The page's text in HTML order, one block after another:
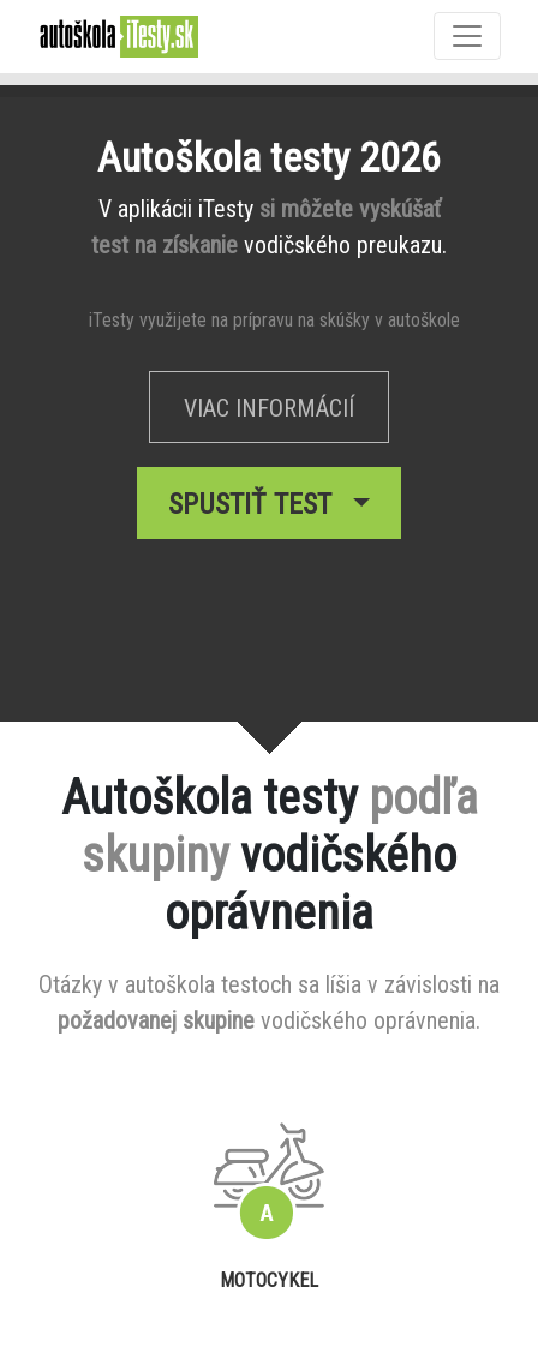
Autoškola testy 2026
V aplikácii iTesty si môžete vyskúšať
test na získanie vodičského preukazu.
iTesty využijete na prípravu na skúšky v autoškole
VIAC INFORMÁCIÍ
SPUSTIŤ TEST
Autoškola testy podľa
skupinyvodičského
oprávnenia
Otázky v autoškola testoch sa líšia v závislosti na
požadovanej skupine vodičského oprávnenia.
MOTOCYKEL